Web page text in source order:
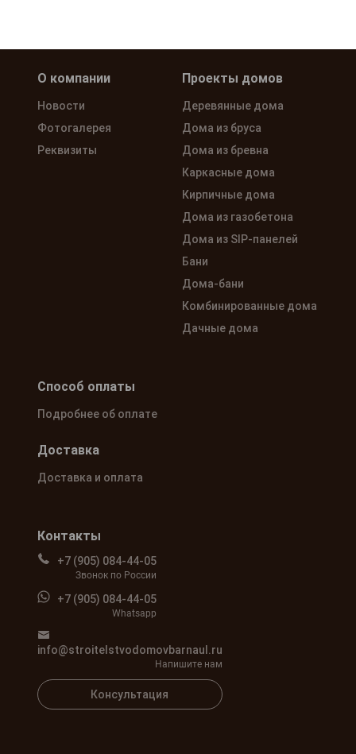
О компании
Новости
Фотогалерея
Реквизиты
Проекты домов
Деревянные дома
Дома из бруса
Дома из бревна
Каркасные дома
Кирпичные дома
Дома из газобетона
Дома из SIP-панелей
Бани
Дома-бани
Комбинированные дома
Дачные дома
Контакты
+7 (905) 084-44-05
Звонок по России
+7 (905) 084-44-05
Whatsapp
info@stroitelstvodomovbarnaul.ru
Напишите нам
Консультация
Способ оплаты
Подробнее об оплате
Доставка
Доставка и оплата